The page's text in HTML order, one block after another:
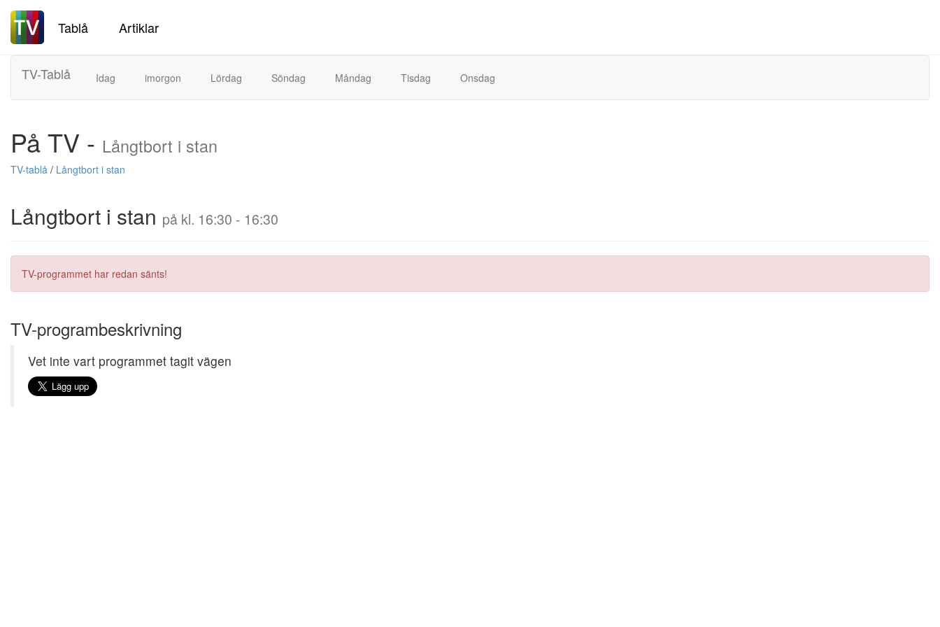
Tablå Artiklar
TV-Tablå Idag imorgon Lördag Söndag Måndag Tisdag Onsdag
På TV - Långtbort i stan
TV-tablå / Långtbort i stan
Långtbort i stan på kl. 16:30 - 16:30
TV-programmet har redan sänts!
TV-programbeskrivning
Vet inte vart programmet tagit vägen